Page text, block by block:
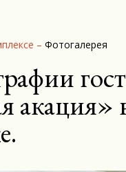
– Фотогалерея
акация»